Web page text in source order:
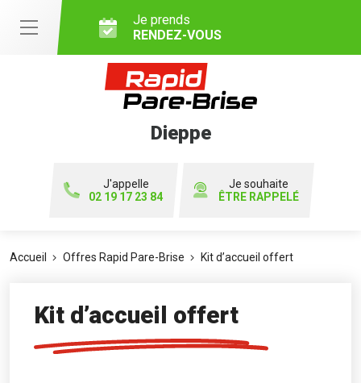
Je prends
RENDEZ-VOUS
Dieppe
J'appelle
02 19 17 23 84
Je souhaite
ÊTRE RAPPELÉ
Accueil Offres Rapid Pare-Brise Kit d’accueil offert
Kit d’accueil offert